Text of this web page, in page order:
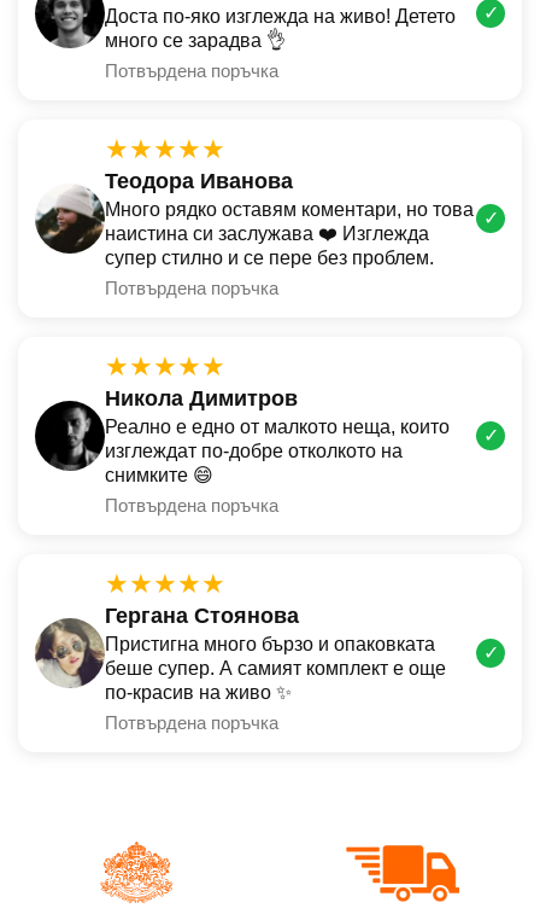
Доста по-яко изглежда на живо! Детето
много се зарадва 👌
Потвърдена поръчка
✓
★★★★★
Теодора Иванова
Много рядко оставям коментари, но това
наистина си заслужава ❤️ Изглежда
супер стилно и се пере без проблем.
Потвърдена поръчка
✓
★★★★★
Никола Димитров
Реално е едно от малкото неща, които
изглеждат по-добре отколкото на
снимките 😄
Потвърдена поръчка
✓
★★★★★
Гергана Стоянова
Пристигна много бързо и опаковката
беше супер. А самият комплект е още
по-красив на живо ✨
Потвърдена поръчка
✓